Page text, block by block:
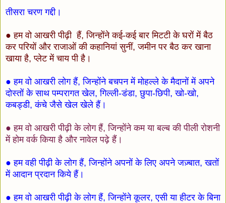
तीसरा चरण गद्दी।
● हम वो आखरी पीढ़ी हैं, जिन्होंने कई-कई बार मिटटी के घरों में बैठ
कर परियों और राजाओं की कहानियां सुनीं, जमीन पर बैठ कर खाना
खाया है, प्लेट में चाय पी है।
● हम वो आखरी लोग हैं, जिन्होंने बचपन में मोहल्ले के मैदानों में अपने
दोस्तों के साथ पम्परागत खेल, गिल्ली-डंडा, छुपा-छिपी, खो-खो,
कबड्डी, कंचे जैसे खेल खेले हैं।
● हम वो आखरी पीढ़ी के लोग हैं, जिन्होंने कम या बल्ब की पीली रोशनी
में होम वर्क किया है और नावेल पढ़े हैं।
● हम वही पीढ़ी के लोग हैं, जिन्होंने अपनों के लिए अपने जज़्बात, खतों
में आदान प्रदान किये हैं।
● हम वो आखरी पीढ़ी के लोग हैं, जिन्होंने कूलर, एसी या हीटर के बिना